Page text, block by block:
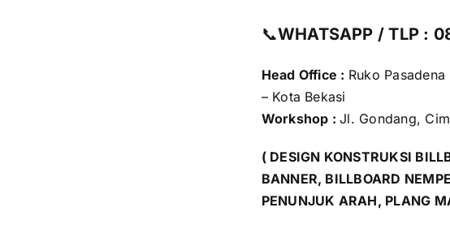
📞WHATSAPP / TLP :
Head Office : Ruko
– Kota Bekasi
Workshop :Jl. Gondang,
( DESIGN KONSTRUKSI
BANNER, BILLBOARD
PENUNJUK ARAH, PLANG